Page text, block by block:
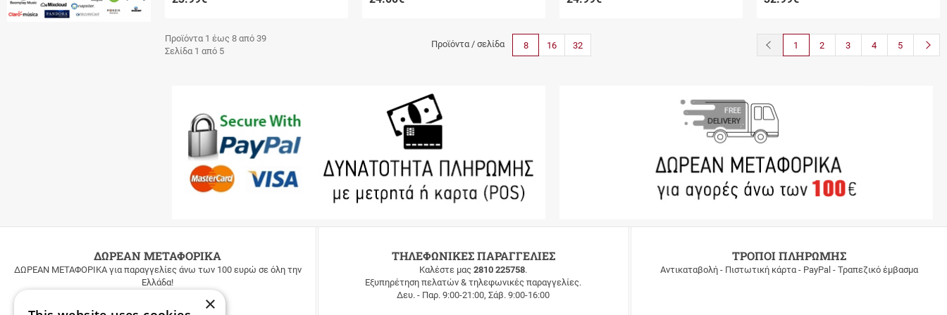
Νο.3: πάχος 2mm
Νο.7: μήκος 30,5cm,
Προϊόντα 1 έως 8 από 39
Σελίδα 1 από 5
Προϊόντα / σελίδα 8 16 32 button.prev
1 2 3 4 5
ΔΩΡΕΑΝ ΜΕΤΑΦΟΡΙΚΑ
ΔΩΡΕΑΝ ΜΕΤΑΦΟΡΙΚΑ για παραγγελίες άνω των 100 ευρώ σε όλη την
Ελλάδα!
ΤΗΛΕΦΩΝΙΚΕΣ ΠΑΡΑΓΓΕΛΙΕΣ
Καλέστε μας2810 225758.
Εξυπηρέτηση πελατών & τηλεφωνικές παραγγελίες.
Δευ. - Παρ. 9:00-21:00, Σάβ. 9:00-16:00
ΤΡΟΠΟΙ ΠΛΗΡΩΜΗΣ
Αντικαταβολή - Πιστωτική κάρτα - PayPal - Τραπεζικό έμβασμα
×